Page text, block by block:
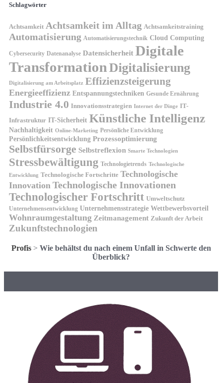
Schlagwörter
Achtsamkeit Achtsamkeit im Alltag Achtsamkeitstraining
Automatisierung Automatisierungstechnik Cloud Computing
Cybersecurity Datenanalyse Datensicherheit Digitale
TransformationDigitalisierung
Digitalisierung am Arbeitsplatz Effizienzsteigerung
Energieeffizienz Entspannungstechniken Gesunde Ernährung
Industrie 4.0 Innovationsstrategien Internet der Dinge IT-
Infrastruktur IT-Sicherheit Künstliche Intelligenz
Nachhaltigkeit Online-Marketing Persönliche Entwicklung
Persönlichkeitsentwicklung Prozessoptimierung
Selbstfürsorge Selbstreflexion Smarte Technologien
Stressbewältigung Technologietrends Technologische
Entwicklung Technologische Fortschritte Technologische
Innovation Technologische Innovationen
Technologischer Fortschritt Umweltschutz
Unternehmensentwicklung Unternehmensstrategie Wettbewerbsvorteil
Wohnraumgestaltung Zeitmanagement Zukunft der Arbeit
Zukunftstechnologien
Profis> Wie behältst du nach einem Unfall in Schwerte den
Überblick?